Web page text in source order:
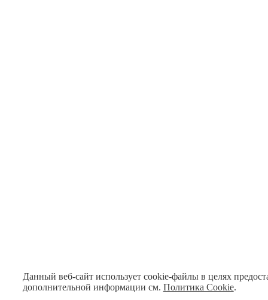
Данный веб-сайт использует cookie-файлы в целях
дополнительной информации см. Политика Cookie.